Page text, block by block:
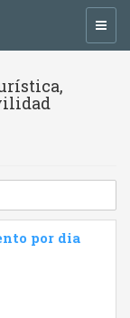
por dia